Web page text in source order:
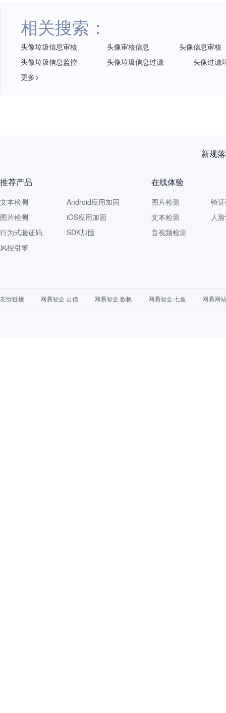
相关搜索：
头像垃圾信息审核 头像审核信息
头像信息审核
头像垃圾信息监控
头像垃圾信息过滤
头像过滤
更多>
新规
推荐产品
文本检测
图片检测
行为式验证码
风控引擎
Android应用加固
iOS应用加固
SDK加固
在线体验
图片检测
文本检测
音视频检测
验
人
友情链接 网易智企·云信 网易智企·数帆 网易智企·七鱼 网易网